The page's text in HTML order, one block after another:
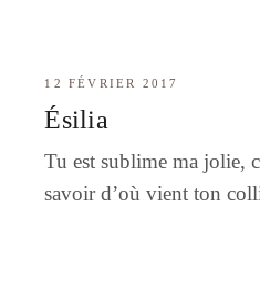
12 FÉVRIER 2017
Ésilia
Tu est sublime ma jolie,
savoir d’où vient ton